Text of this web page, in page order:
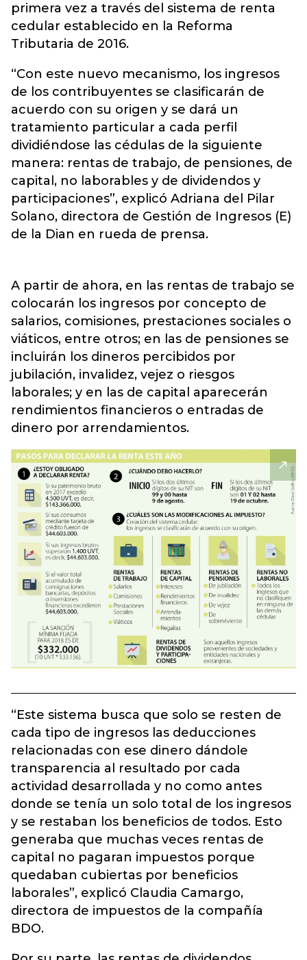
primera vez a través del sistema de renta
cedular establecido en la Reforma
Tributaria de 2016.
“Con este nuevo mecanismo, los ingresos
de los contribuyentes se clasificarán de
acuerdo con su origen y se dará un
tratamiento particular a cada perfil
dividiéndose las cédulas de la siguiente
manera: rentas de trabajo, de pensiones, de
capital, no laborables y de dividendos y
participaciones”, explicó Adriana del Pilar
Solano, directora de Gestión de Ingresos (E)
de la Dian en rueda de prensa.
A partir de ahora, en las rentas de trabajo se
colocarán los ingresos por concepto de
salarios, comisiones, prestaciones sociales o
viáticos, entre otros; en las de pensiones se
incluirán los dineros percibidos por
jubilación, invalidez, vejez o riesgos
laborales; y en las de capital aparecerán
rendimientos financieros o entradas de
dinero por arrendamientos.
“Este sistema busca que solo se resten de
cada tipo de ingresos las deducciones
relacionadas con ese dinero dándole
transparencia al resultado por cada
actividad desarrollada y no como antes
donde se tenía un solo total de los ingresos
y se restaban los beneficios de todos. Esto
generaba que muchas veces rentas de
capital no pagaran impuestos porque
quedaban cubiertas por beneficios
laborales”, explicó Claudia Camargo,
directora de impuestos de la compañía
BDO.